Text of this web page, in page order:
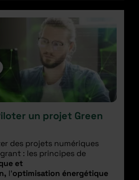
un projet Green
des projets numériques
: les principes de
et
l’optimisation énergétique